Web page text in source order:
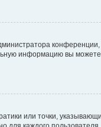
информацию вы
или точки,